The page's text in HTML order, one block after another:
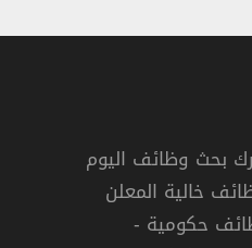
بجدة
بحث وظائف اليوم
خالية المعلن
حكومية -